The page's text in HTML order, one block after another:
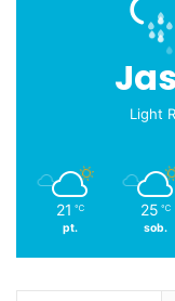
Light
21 ℃
pt.
25 ℃
sob.